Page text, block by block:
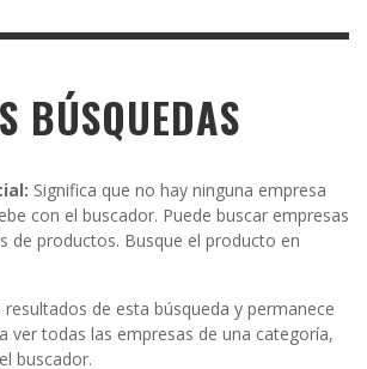
BÚSQUEDAS
Significa que no hay ninguna empresa
con el buscador. Puede buscar empresas
de productos. Busque el producto en
resultados de esta búsqueda y permanece
ver todas las empresas de una categoría,
buscador.